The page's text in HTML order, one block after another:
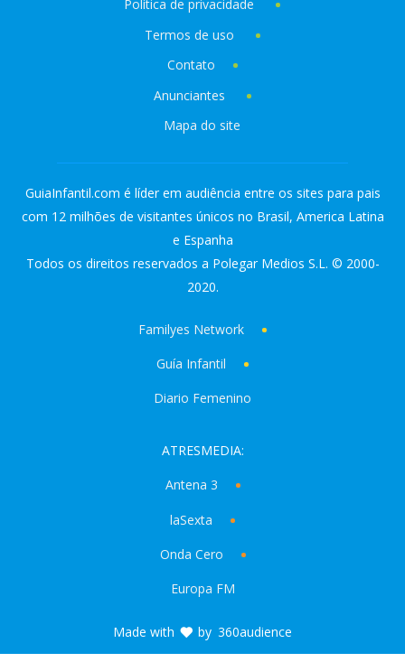
Política de privacidade
Termos de uso
Contato
Anunciantes
Mapa do site
GuiaInfantil.com é líder em audiência entre os sites para pais
com 12 milhões de visitantes únicos no Brasil, America Latina
e Espanha
Todos os direitos reservados a Polegar Medios S.L. © 2000-
2020.
Familyes Network
Guía Infantil
Diario Femenino
ATRESMEDIA:
Antena 3
laSexta
Onda Cero
Europa FM
Made with by 360audience